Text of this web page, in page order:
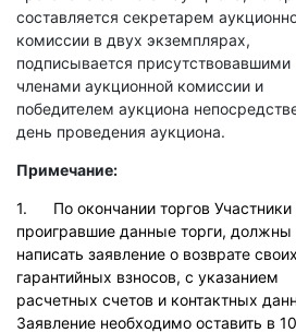
составляется секретарем
комиссии в двух экземплярах,
подписывается присутствовавшими
членами аукционной комиссии и
победителем аукциона
день проведения аукциона.
Примечание:
1. По окончании торгов Участники
проигравшие данные торги, должны
написать заявление о возврате своих
гарантийных взносов, с указанием
расчетных счетов и контактных
Заявление необходимо оставить в